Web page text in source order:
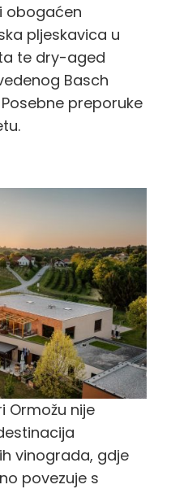
obogaćen
pljeskavica u
te dry-aged
Basch
preporuke
Ormožu nije
vinograda, gdje
povezuje s